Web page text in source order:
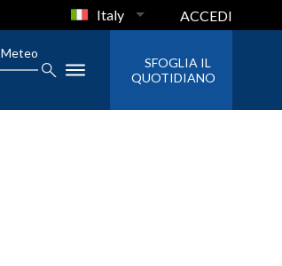
Italy ACCEDI
Meteo
SFOGLIA IL
QUOTIDIANO